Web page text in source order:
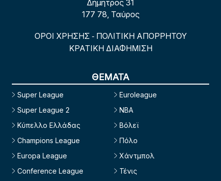
Δήμητρος 31
177 78, Ταύρος
ΟΡΟΙ ΧΡΗΣΗΣ - ΠΟΛΙΤΙΚΗ ΑΠΟΡΡΗΤΟΥ
ΚΡΑΤΙΚΗ ΔΙΑΦΗΜΙΣΗ
ΘΕΜΑΤΑ
Super League
Super League 2
Κύπελλο Ελλάδας
Champions League
Europa League
Conference League
Euroleague
NBA
Βόλεϊ
Πόλο
Χάντμπολ
Τένις